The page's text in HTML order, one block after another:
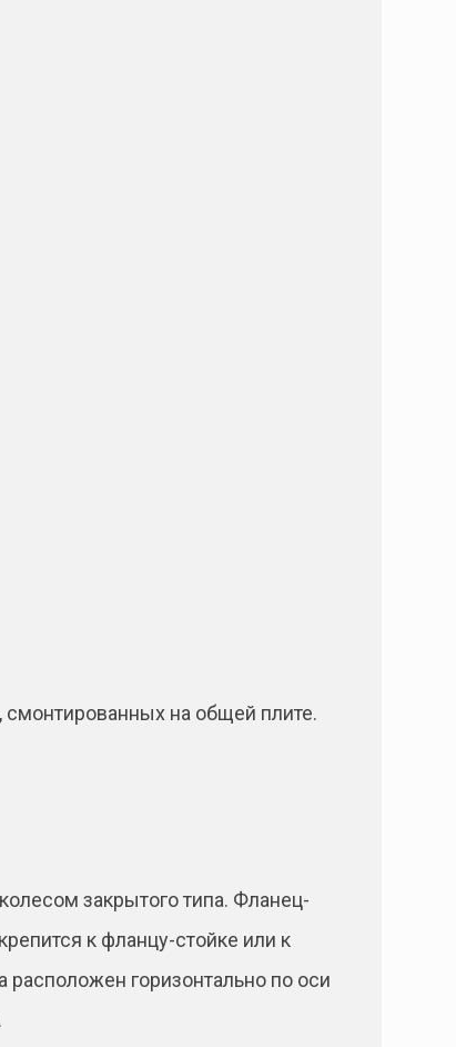
смонтированных на общей плите.
закрытого типа. Фланец-
к фланцу-стойке или к
горизонтально по оси